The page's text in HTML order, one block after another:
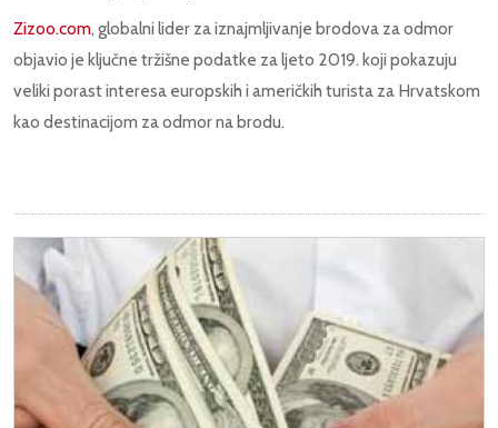
Zizoo.com, globalni lider za iznajmljivanje brodova za odmor
objavio je ključne tržišne podatke za ljeto 2019. koji pokazuju
veliki porast interesa europskih i američkih turista za Hrvatskom
kao destinacijom za odmor na brodu.